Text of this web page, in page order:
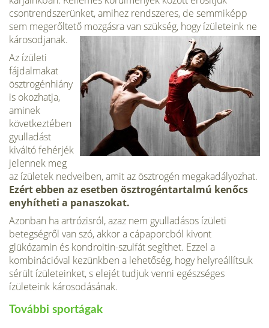
csontrendszerünket, amihez rendszeres, de semmiképp
sem megerőltető mozgásra van szükség, hogy ízületeink ne
károsodjanak.
Az ízületi
fájdalmakat
ösztrogénhiány
is okozhatja,
aminek
következtében
gyulladást
kiváltó fehérjék
jelennek meg
az ízületek nedveiben, amit az ösztrogén megakadályozhat.
Ezért ebben az esetben ösztrogéntartalmú kenőcs
enyhítheti a panaszokat.
Azonban ha artrózisról, azaz nem gyulladásos ízületi
betegségről van szó, akkor a cápaporcból kivont
glükózamin és kondroitin-szulfát segíthet. Ezzel a
kombinációval kezünkben a lehetőség, hogy helyreállítsuk
sérült ízületeinket, s elejét tudjuk venni egészséges
ízületeink károsodásának.
További sportágak